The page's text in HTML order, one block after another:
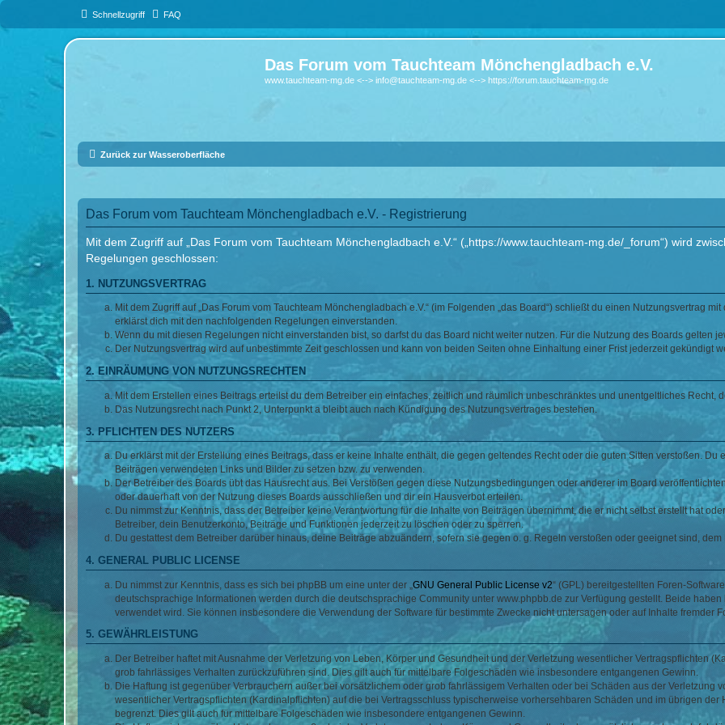
Schnellzugriff FAQ
Das Forum vom Tauchteam Mönchengladbach e.V.
www.tauchteam-mg.de <--> info@tauchteam-mg.de <--> https://forum.tauchteam-mg.de
Zurück zur Wasseroberfläche
Das Forum vom Tauchteam Mönchengladbach e.V. - Registrierung
Mit dem Zugriff auf „Das Forum vom Tauchteam Mönchengladbach e.V.“ („https://www.tauchteam-mg.de/_forum“) wird
Regelungen geschlossen:
1. NUTZUNGSVERTRAG
Mit dem Zugriff auf „Das Forum vom Tauchteam Mönchengladbach e.V.“ (im Folgenden „das Board“) schließt du einen Nutzungsvertrag
erklärst dich mit den nachfolgenden Regelungen einverstanden.
Wenn du mit diesen Regelungen nicht einverstanden bist, so darfst du das Board nicht weiter nutzen. Für die Nutzung des Boards gelten
Der Nutzungsvertrag wird auf unbestimmte Zeit geschlossen und kann von beiden Seiten ohne Einhaltung einer Frist jederzeit gekündigt
2. EINRÄUMUNG VON NUTZUNGSRECHTEN
Mit dem Erstellen eines Beitrags erteilst du dem Betreiber ein einfaches, zeitlich und räumlich unbeschränktes und unentgeltliches Recht,
Das Nutzungsrecht nach Punkt 2, Unterpunkt a bleibt auch nach Kündigung des Nutzungsvertrages bestehen.
3. PFLICHTEN DES NUTZERS
Du erklärst mit der Erstellung eines Beitrags, dass er keine Inhalte enthält, die gegen geltendes Recht oder die guten Sitten verstoßen.
Beiträgen verwendeten Links und Bilder zu setzen bzw. zu verwenden.
Der Betreiber des Boards übt das Hausrecht aus. Bei Verstößen gegen diese Nutzungsbedingungen oder anderer im Board
oder dauerhaft von der Nutzung dieses Boards ausschließen und dir ein Hausverbot erteilen.
Du nimmst zur Kenntnis, dass der Betreiber keine Verantwortung für die Inhalte von Beiträgen übernimmt, die er nicht selbst erstellt hat
Betreiber, dein Benutzerkonto, Beiträge und Funktionen jederzeit zu löschen oder zu sperren.
Du gestattest dem Betreiber darüber hinaus, deine Beiträge abzuändern, sofern sie gegen o. g. Regeln verstoßen oder geeignet sind,
4. GENERAL PUBLIC LICENSE
Du nimmst zur Kenntnis, dass es sich bei phpBB um eine unter der „ GNU General Public License v2“ (GPL) bereitgestellten Foren-
deutschsprachige Informationen werden durch die deutschsprachige Community unter www.phpbb.de zur Verfügung gestellt. Beide
verwendet wird. Sie können insbesondere die Verwendung der Software für bestimmte Zwecke nicht untersagen oder auf Inhalte fremder
5. GEWÄHRLEISTUNG
Der Betreiber haftet mit Ausnahme der Verletzung von Leben, Körper und Gesundheit und der Verletzung wesentlicher Vertragspflichten
grob fahrlässiges Verhalten zurückzuführen sind. Dies gilt auch für mittelbare Folgeschäden wie insbesondere entgangenen Gewinn.
Die Haftung ist gegenüber Verbrauchern außer bei vorsätzlichem oder grob fahrlässigem Verhalten oder bei Schäden aus der Verletzung
wesentlicher Vertragspflichten (Kardinalpflichten) auf die bei Vertragsschluss typischerweise vorhersehbaren Schäden und im übrigen
begrenzt. Dies gilt auch für mittelbare Folgeschäden wie insbesondere entgangenen Gewinn.